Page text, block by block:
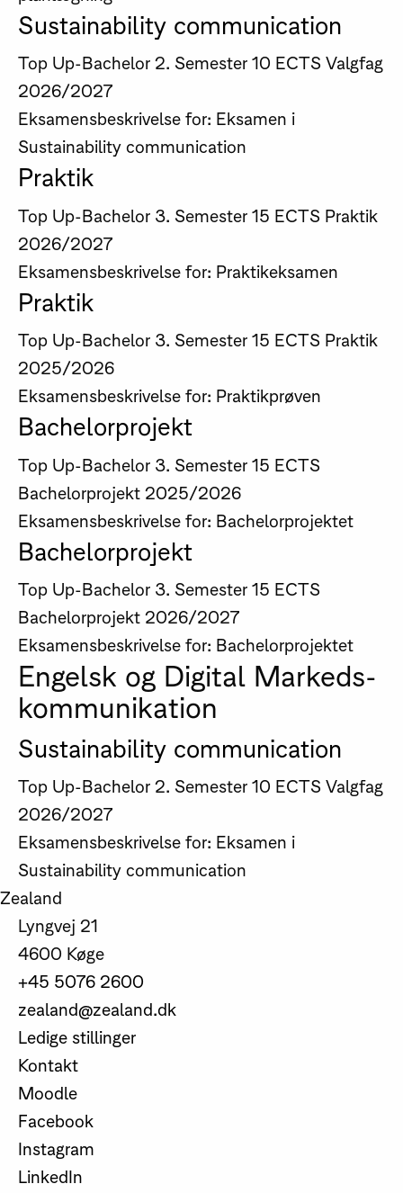
Sustainability communication
Top Up-Bachelor 2. Semester 10 ECTS Valgfag
2026/2027
Eksamensbeskrivelse for: Eksamen i
Sustainability communication
Praktik
Top Up-Bachelor 3. Semester 15 ECTS Praktik
2026/2027
Eksamensbeskrivelse for: Praktikeksamen
Praktik
Top Up-Bachelor 3. Semester 15 ECTS Praktik
2025/2026
Eksamensbeskrivelse for: Praktikprøven
Bachelorprojekt
Top Up-Bachelor 3. Semester 15 ECTS
Bachelorprojekt 2025/2026
Eksamensbeskrivelse for: Bachelorprojektet
Bachelorprojekt
Top Up-Bachelor 3. Semester 15 ECTS
Bachelorprojekt 2026/2027
Eksamensbeskrivelse for: Bachelorprojektet
Engelsk og Digital Markeds­
kommunikation
Sustainability communication
Top Up-Bachelor 2. Semester 10 ECTS Valgfag
2026/2027
Eksamensbeskrivelse for: Eksamen i
Sustainability communication
Zealand
Lyngvej 21
4600 Køge
+45 5076 2600
zealand@zealand.dk
Ledige stillinger
Kontakt
Moodle
Facebook
Instagram
LinkedIn